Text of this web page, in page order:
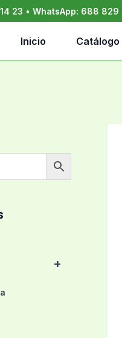
23 • WhatsApp: 688 829
Inicio Catálogo
+